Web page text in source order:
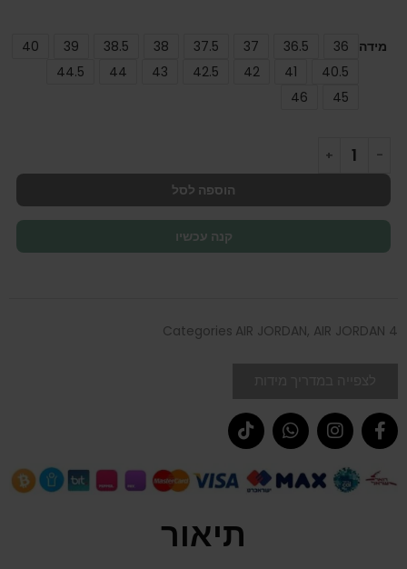
מידה 36
36.5
37
37.5
38
38.5
39
40
40.5
41
42
42.5
43
44
44.5
45
46
הוספה לסל
קנה עכשיו
Categories AIR JORDAN, AIR JORDAN 4
תיאור